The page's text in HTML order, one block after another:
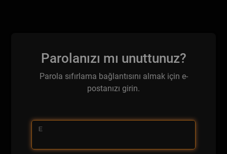
Parolanızı mı unuttunuz?
Parola sıfırlama bağlantısını almak için e-
postanızı girin.
E